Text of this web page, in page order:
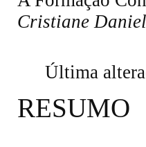
Cristiane
Última
RESUMO